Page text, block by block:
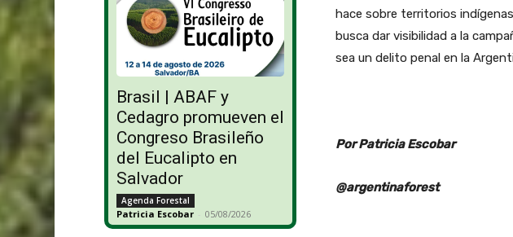
Brasil | ABAF y
Cedagro promueven el
Congreso Brasileño
del Eucalipto en
Salvador
Agenda Forestal
Patricia Escobar - 05/08/2026
hace sobre territorios
busca dar visibilidad a la
sea un delito penal en la
Por Patricia Escobar
@argentinaforest